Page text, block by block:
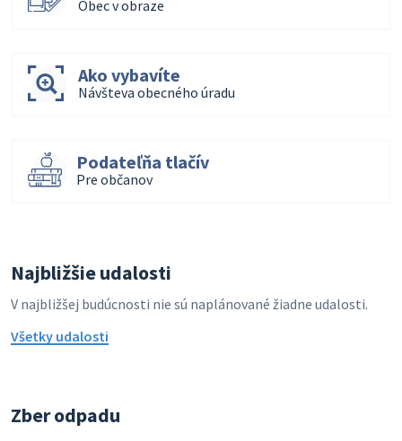
Obec v obraze
Ako vybavíte
Návšteva obecného úradu
Podateľňa tlačív
Pre občanov
Najbližšie udalosti
V najbližšej budúcnosti nie sú naplánované žiadne udalosti.
Všetky udalosti
Zber odpadu